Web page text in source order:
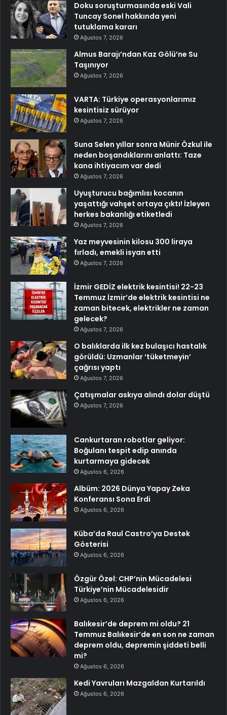
Doku soruşturmasında eski Vali
Tuncay Sonel hakkında yeni
tutuklama kararı
Ağustos 7, 2026
Almus Barajı’ndan Kaz Gölü’ne Su
Taşınıyor
Ağustos 7, 2026
VARTA: Türkiye operasyonlarımız
kesintisiz sürüyor
Ağustos 7, 2026
Suna Selen yıllar sonra Münir Özkul ile
neden boşandıklarını anlattı: Taze
kana ihtiyacım var dedi
Ağustos 7, 2026
Uyuşturucu bağımlısı kocanın
yaşattığı vahşet ortaya çıktı! İzleyen
herkes bakanlığı etiketledi
Ağustos 7, 2026
Yaz meyvesinin kilosu 300 liraya
fırladı, emekli isyan etti
Ağustos 7, 2026
İzmir GEDİZ elektrik kesintisi! 22-23
Temmuz İzmir’de elektrik kesintisi ne
zaman bitecek, elektrikler ne zaman
gelecek?
Ağustos 7, 2026
O balıklarda ilk kez bulaşıcı hastalık
görüldü: Uzmanlar ‘tüketmeyin’
çağrısı yaptı
Ağustos 7, 2026
Çatışmalar askıya alındı dolar düştü
Ağustos 7, 2026
Cankurtaran robotlar geliyor:
Boğulanı tespit edip anında
kurtarmaya gidecek
Ağustos 6, 2026
Albüm: 2026 Dünya Yapay Zeka
Konferansı Sona Erdi
Ağustos 6, 2026
Küba’da Raul Castro’ya Destek
Gösterisi
Ağustos 6, 2026
Özgür Özel: CHP’nin Mücadelesi
Türkiye’nin Mücadelesidir
Ağustos 6, 2026
Balıkesir’de deprem mi oldu? 21
Temmuz Balıkesir’de en son ne zaman
deprem oldu, depremin şiddeti belli
mi?
Ağustos 6, 2026
Kedi Yavruları Mazgaldan Kurtarıldı
Ağustos 6, 2026